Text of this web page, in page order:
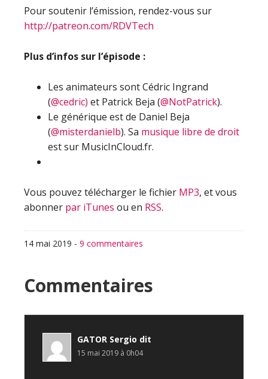
Pour soutenir l’émission, rendez-vous sur
http://patreon.com/RDVTech
Plus d’infos sur l’épisode :
Les animateurs sont Cédric Ingrand
(@cedric) et Patrick Beja (@NotPatrick).
Le générique est de Daniel Beja
(@misterdanielb). Sa musique libre de droit
est sur MusicInCloud.fr.
Vous pouvez télécharger le fichier MP3, et vous
abonner par iTunes ou en RSS.
14 mai 2019 - 9 commentaires
Interactions
du
lecteur
Commentaires
GATOR Sergio dit
15 mai 2019 à 0h04